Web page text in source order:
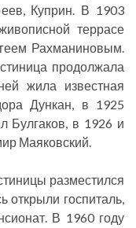
Куприн. В 1903
террасе
Рахманиновым.
продолжала
жила известная
Дункан, в 1925
Булгаков, в 1926 и
Маяковский.
разместился
открыли госпиталь,
В 1960 году